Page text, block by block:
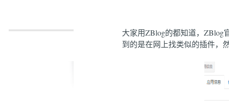
大家用ZBlog的都知道，ZBlog
到的是在网上找类似的插件，